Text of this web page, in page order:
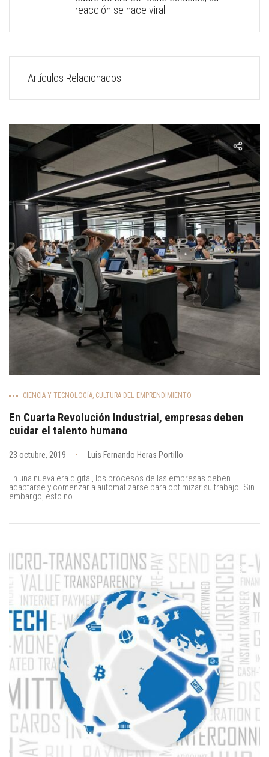
reacción se hace viral
Artículos Relacionados
CIENCIA Y TECNOLOGÍA, CULTURA DEL EMPRENDIMIENTO
En Cuarta Revolución Industrial, empresas deben
cuidar el talento humano
23 octubre, 2019 Luis Fernando Heras Portillo
En una nueva era digital, los procesos de las empresas deben
adaptarse y comenzar a automatizarse para optimizar su trabajo. Sin
embargo, esto no...